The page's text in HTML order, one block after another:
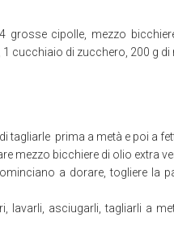
4 grosse cipolle, mezzo
cucchiaio di zucchero, 200 g di
tagliarle prima a metà e poi a
mezzo bicchiere di olio extra
a dorare, togliere la
lavarli, asciugarli, tagliarli a